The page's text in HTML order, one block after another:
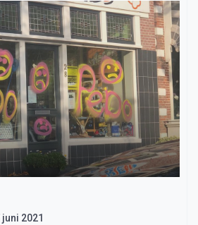
juni 2021